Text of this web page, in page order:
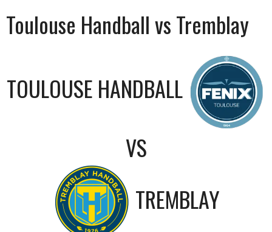
Toulouse Handball vs Tremblay
TOULOUSE HANDBALL
VS
TREMBLAY